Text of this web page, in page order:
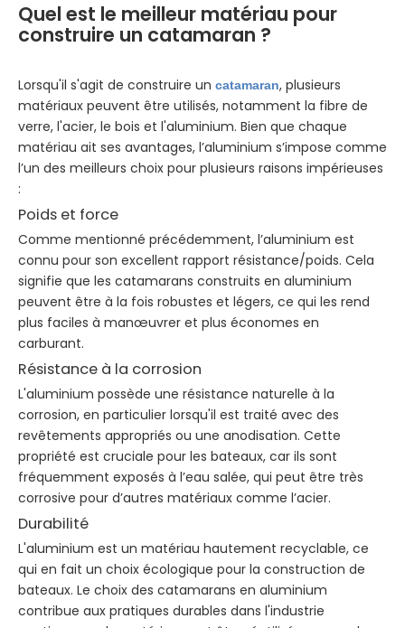
Quel est le meilleur matériau pour
construire un catamaran ?
Lorsqu'il s'agit de construire un catamaran, plusieurs
matériaux peuvent être utilisés, notamment la fibre de
verre, l'acier, le bois et l'aluminium. Bien que chaque
matériau ait ses avantages, l’aluminium s’impose comme
l’un des meilleurs choix pour plusieurs raisons impérieuses
:
Poids et force
Comme mentionné précédemment, l’aluminium est
connu pour son excellent rapport résistance/poids. Cela
signifie que les catamarans construits en aluminium
peuvent être à la fois robustes et légers, ce qui les rend
plus faciles à manœuvrer et plus économes en
carburant.
Résistance à la corrosion
L'aluminium possède une résistance naturelle à la
corrosion, en particulier lorsqu'il est traité avec des
revêtements appropriés ou une anodisation. Cette
propriété est cruciale pour les bateaux, car ils sont
fréquemment exposés à l’eau salée, qui peut être très
corrosive pour d’autres matériaux comme l’acier.
Durabilité
L'aluminium est un matériau hautement recyclable, ce
qui en fait un choix écologique pour la construction de
bateaux. Le choix des catamarans en aluminium
contribue aux pratiques durables dans l'industrie